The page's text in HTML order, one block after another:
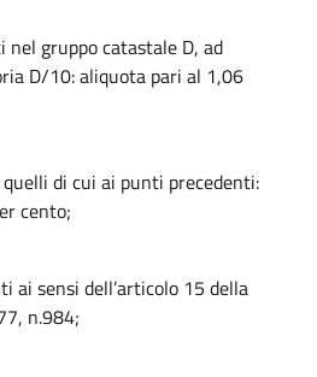
gruppo catastale D, ad
D/10: aliquota pari al 1,06
di cui ai punti precedenti:
cento;
ai sensi dell’articolo 15 della
n.984;